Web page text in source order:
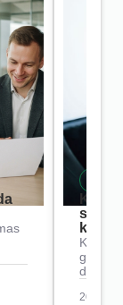
Kaip
2026-